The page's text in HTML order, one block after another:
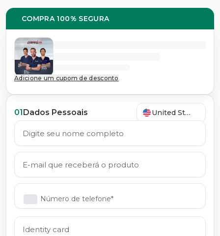
01Dados Pessoais United States
Número de telefone*
COMPRA 100% SEGURA
Adicione um cupom de desconto